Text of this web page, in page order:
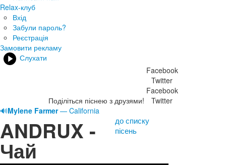
Relax-клуб
Вхід
Забули пароль?
Реєстрація
Замовити рекламу
Слухати
Поділіться піснею з друзями!
Facebook
Twitter
Facebook
Twitter
🔊Mylene Farmer— California
ANDRUX -
Чай
до списку
пісень